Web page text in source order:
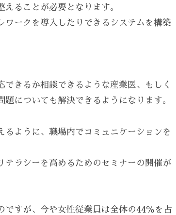
ることが必要となります。
ークを導入したりできるシステムを構築
きるか相談できるような産業医、もしく
についても解決できるようになります。
ように、職場内でコミュニケーションを
テラシーを高めるためのセミナーの開催が
ですが、今や女性従業員は全体の44％を占